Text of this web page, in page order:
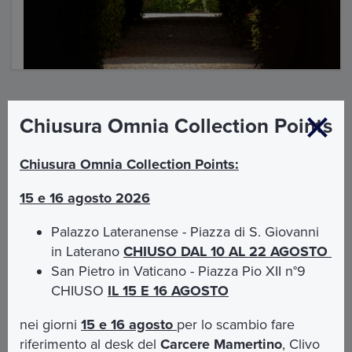
l'accoglienza di ciascuno. Ognuno è il benvenuto ed è
l’essenza della cristianità. L'obiettivo è far scoprire,
attraverso Itinerari, caratterizzati dalla contemplazione
delle bellezze naturali e dall’approfondimento della
cultura e della fede, i luoghi in cui si assapora la storia
Chiesa ed alla diffusione del messaggio cristiano.
Chiusura Omnia Collection Points
Chiusura Omnia Collection Points:
15 e 16 agosto 2026
Palazzo Lateranense - Piazza di S. Giovanni
in LateranoCHIUSO DAL 10 AL 22 AGOSTO
San Pietro in Vaticano - Piazza Pio XII n°9
CHIUSO IL 15 E 16 AGOSTO
nei giorni15 e 16 agosto per lo scambio fare
riferimento al desk delCarcere Mamertino, Clivo